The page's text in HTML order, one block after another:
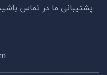
پشتیبانی ما در تماس